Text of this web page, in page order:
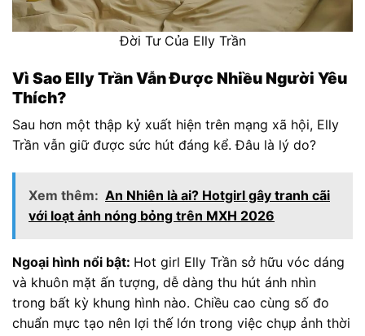
Đời Tư Của Elly Trần
Vì Sao Elly Trần Vẫn Được Nhiều Người Yêu
Thích?
Sau hơn một thập kỷ xuất hiện trên mạng xã hội, Elly
Trần vẫn giữ được sức hút đáng kể. Đâu là lý do?
Xem thêm: An Nhiên là ai? Hotgirl gây tranh cãi
với loạt ảnh nóng bỏng trên MXH 2026
Ngoại hình nổi bật: Hot girl Elly Trần sở hữu vóc dáng
và khuôn mặt ấn tượng, dễ dàng thu hút ánh nhìn
trong bất kỳ khung hình nào. Chiều cao cùng số đo
chuẩn mực tạo nên lợi thế lớn trong việc chụp ảnh thời